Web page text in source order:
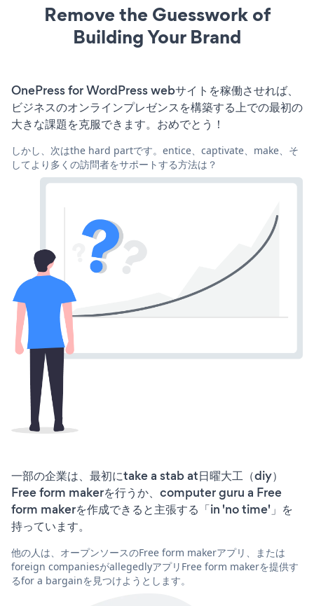
Remove the Guesswork of
Building Your Brand
OnePress for WordPress webサイトを稼働させれば、
ビジネスのオンラインプレゼンスを構築する上での最初の
大きな課題を克服できます。おめでとう！
しかし、次はthe hard partです。entice、captivate、make、そ
してより多くの訪問者をサポートする方法は？
一部の企業は、最初にtake a stab at日曜大工（diy）
Free form makerを行うか、computer guru a Free
form makerを作成できると主張する「in 'no time'」を
持っています。
他の人は、オープンソースのFree form makerアプリ、または
foreign companiesがallegedlyアプリFree form makerを提供す
るfor a bargainを見つけようとします。